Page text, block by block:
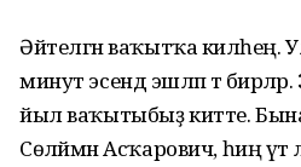
Әйтелгән ваҡытҡа киләһең.
минут эсендә эшләп тә бирәләр.
йыл ваҡытыбыҙ китте.
Сөләймән Асҡарович, һиңә